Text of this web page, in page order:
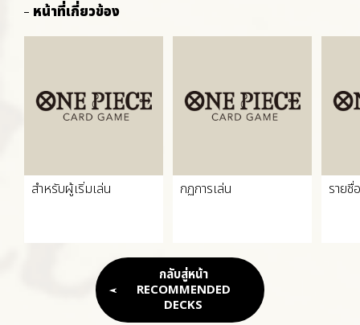
หน้าที่เกี่ยวข้อง
สำหรับผู้เริ่มเล่น กฏการเล่น รายชื่
กลับสู่หน้า
RECOMMENDED
DECKS